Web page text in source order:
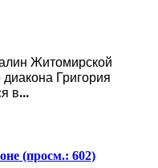
Житомирской
Григория
в...
(просм.: 602)